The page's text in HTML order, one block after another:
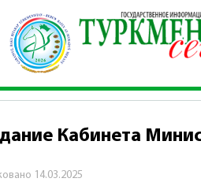
\ Политика \ Заседание
Кабинета
14.03.2025